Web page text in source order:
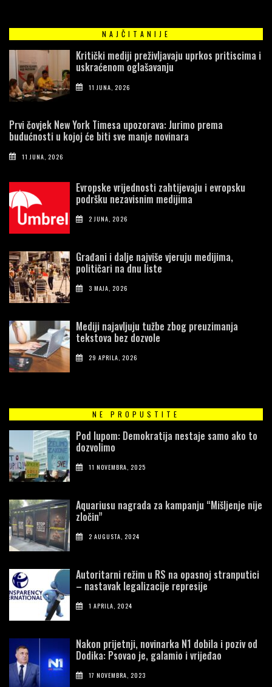
NAJČITANIJE
Kritički mediji preživljavaju uprkos pritiscima i
uskraćenom oglašavanju
11 JUNA, 2026
Prvi čovjek New York Timesa upozorava: Jurimo prema
budućnosti u kojoj će biti sve manje novinara
11 JUNA, 2026
Evropske vrijednosti zahtijevaju i evropsku
podršku nezavisnim medijima
2 JUNA, 2026
Građani i dalje najviše vjeruju medijima,
političari na dnu liste
3 MAJA, 2026
Mediji najavljuju tužbe zbog preuzimanja
tekstova bez dozvole
29 APRILA, 2026
NE PROPUSTITE
Pod lupom: Demokratija nestaje samo ako to
dozvolimo
11 NOVEMBRA, 2025
Aquariusu nagrada za kampanju “Mišljenje nije
zločin”
2 AUGUSTA, 2024
Autoritarni režim u RS na opasnoj stranputici
– nastavak legalizacije represije
1 APRILA, 2024
Nakon prijetnji, novinarka N1 dobila i poziv od
Dodika: Psovao je, galamio i vrijeđao
17 NOVEMBRA, 2023